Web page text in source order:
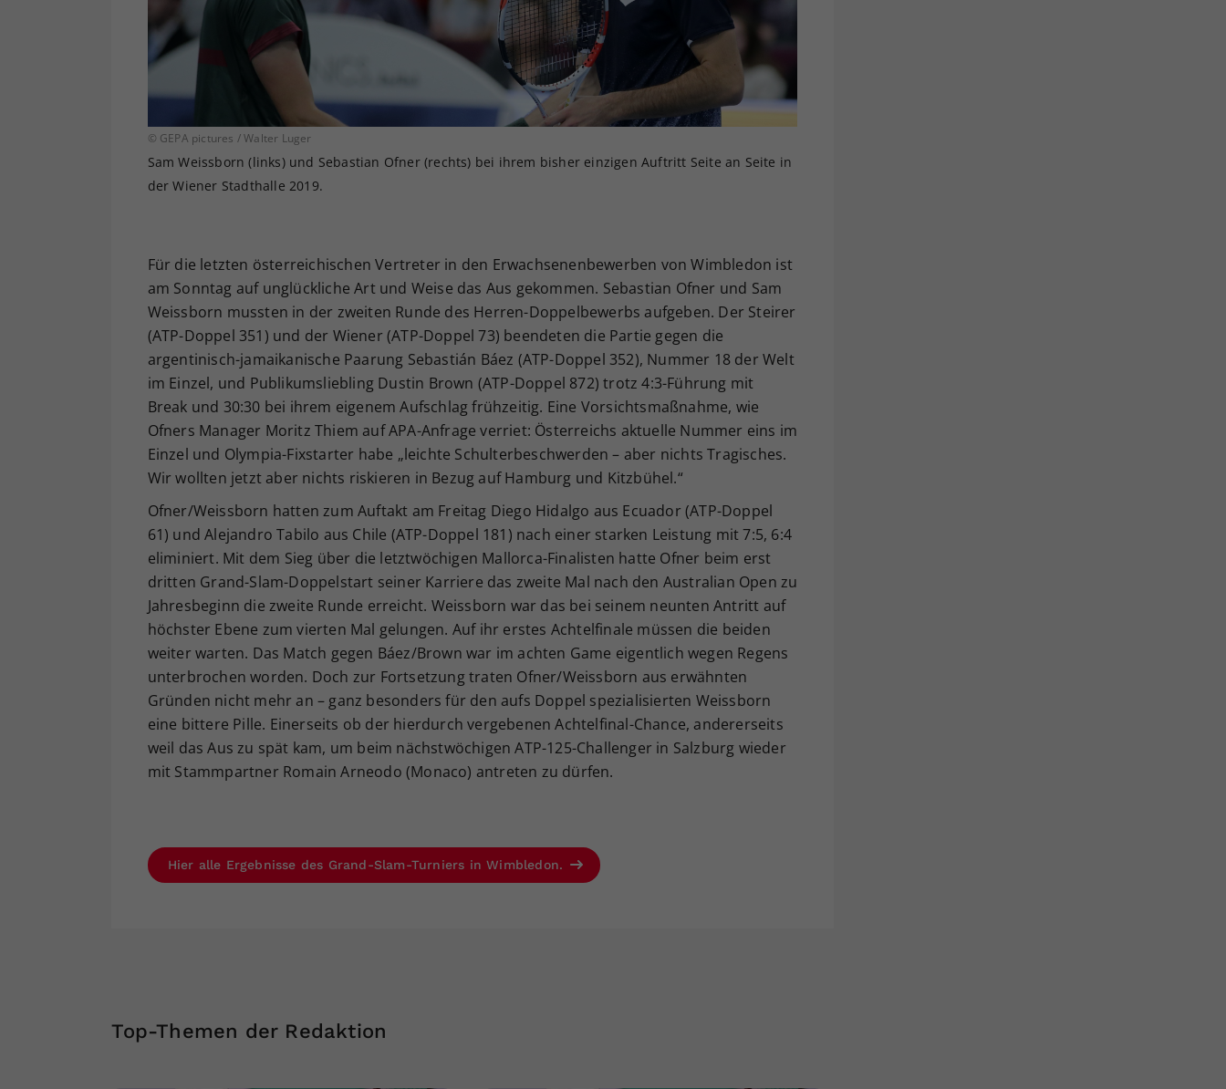
© GEPA pictures / Walter Luger
Sam Weissborn (links) und Sebastian Ofner (rechts) bei ihrem bisher einzigen Auftritt Seite an Seite in
der Wiener Stadthalle 2019.
Für die letzten österreichischen Vertreter in den Erwachsenenbewerben von Wimbledon ist
am Sonntag auf unglückliche Art und Weise das Aus gekommen. Sebastian Ofner und Sam
Weissborn mussten in der zweiten Runde des Herren-Doppelbewerbs aufgeben. Der Steirer
(ATP-Doppel 351) und der Wiener (ATP-Doppel 73) beendeten die Partie gegen die
argentinisch-jamaikanische Paarung Sebastián Báez (ATP-Doppel 352), Nummer 18 der Welt
im Einzel, und Publikumsliebling Dustin Brown (ATP-Doppel 872) trotz 4:3-Führung mit
Break und 30:30 bei ihrem eigenem Aufschlag frühzeitig. Eine Vorsichtsmaßnahme, wie
Ofners Manager Moritz Thiem auf APA-Anfrage verriet: Österreichs aktuelle Nummer eins im
Einzel und Olympia-Fixstarter habe „leichte Schulterbeschwerden – aber nichts Tragisches.
Wir wollten jetzt aber nichts riskieren in Bezug auf Hamburg und Kitzbühel.“
Ofner/Weissborn hatten zum Auftakt am Freitag Diego Hidalgo aus Ecuador (ATP-Doppel
61) und Alejandro Tabilo aus Chile (ATP-Doppel 181) nach einer starken Leistung mit 7:5, 6:4
eliminiert. Mit dem Sieg über die letztwöchigen Mallorca-Finalisten hatte Ofner beim erst
dritten Grand-Slam-Doppelstart seiner Karriere das zweite Mal nach den Australian Open zu
Jahresbeginn die zweite Runde erreicht. Weissborn war das bei seinem neunten Antritt auf
höchster Ebene zum vierten Mal gelungen. Auf ihr erstes Achtelfinale müssen die beiden
weiter warten. Das Match gegen Báez/Brown war im achten Game eigentlich wegen Regens
unterbrochen worden. Doch zur Fortsetzung traten Ofner/Weissborn aus erwähnten
Gründen nicht mehr an – ganz besonders für den aufs Doppel spezialisierten Weissborn
eine bittere Pille. Einerseits ob der hierdurch vergebenen Achtelfinal-Chance, andererseits
weil das Aus zu spät kam, um beim nächstwöchigen ATP-125-Challenger in Salzburg wieder
mit Stammpartner Romain Arneodo (Monaco) antreten zu dürfen.
Hier alle Ergebnisse des Grand-Slam-Turniers in Wimbledon.
Top-Themen der Redaktion
Ihrer vorgenommen Einstellungen, falls der
Webseiten-Betreiber dies eingestellt hat.